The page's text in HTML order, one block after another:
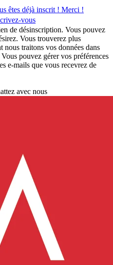
êtes déjà inscrit ! Merci !
vous
de désinscription. Vous pouvez
Vous trouverez plus
traitons vos données dans
Vous pouvez gérer vos préférences
e-mails que vous recevrez de
avec nous